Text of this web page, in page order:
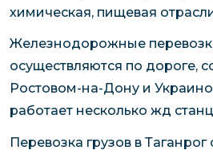
химическая, пищевая
Железнодорожные
осуществляются по дороге,
Ростовом-на-Дону и
работает несколько жд
Перевозка грузов в Таганрог